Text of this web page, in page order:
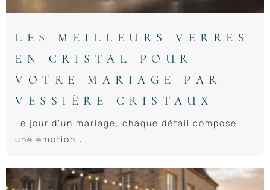
LES MEILLEURS VERRES
EN CRISTAL POUR
VOTRE MARIAGE PAR
VESSIÈRE CRISTAUX
Le jour d’un mariage, chaque détail compose
une émotion :...